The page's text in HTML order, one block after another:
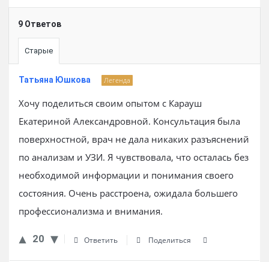
9 Ответов
Старые
Татьяна Юшкова Легенда
Хочу поделиться своим опытом с Карауш
Екатериной Александровной. Консультация была
поверхностной, врач не дала никаких разъяснений
по анализам и УЗИ. Я чувствовала, что осталась без
необходимой информации и понимания своего
состояния. Очень расстроена, ожидала большего
профессионализма и внимания.
20 Ответить Поделиться